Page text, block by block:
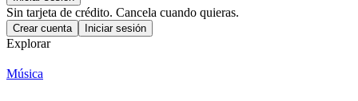
Sin tarjeta de crédito. Cancela cuando quieras.
Crear cuenta Iniciar sesión
Explorar
Música